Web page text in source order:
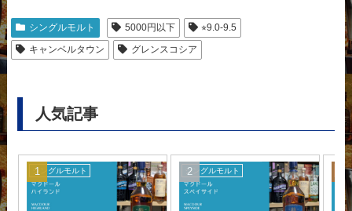
シングルモルト 5000円以下
⭐︎9.0-9.5
キャンベルタウン
グレンスコシア
人気記事
シングルモルト シングルモルト シ